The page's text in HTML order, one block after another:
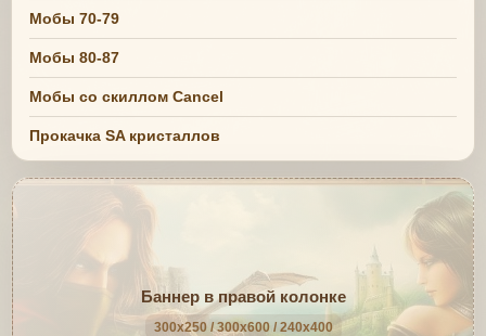
Мобы 70-79
Мобы 80-87
Мобы со скиллом Cancel
Прокачка SA кристаллов
Баннер в правой колонке
300x250 / 300x600 / 240x400